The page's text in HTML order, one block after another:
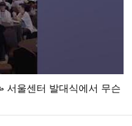
서울센터 발대식에서 무슨